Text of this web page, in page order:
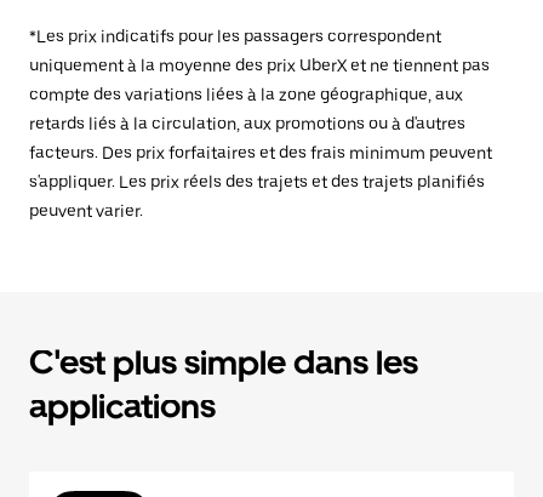
*Les prix indicatifs pour les passagers correspondent
uniquement à la moyenne des prix UberX et ne tiennent pas
compte des variations liées à la zone géographique, aux
retards liés à la circulation, aux promotions ou à d'autres
facteurs. Des prix forfaitaires et des frais minimum peuvent
s'appliquer. Les prix réels des trajets et des trajets planifiés
peuvent varier.
C'est plus simple dans les
applications